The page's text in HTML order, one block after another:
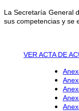
La Secretaría General
sus competencias y se
VER ACTA DE